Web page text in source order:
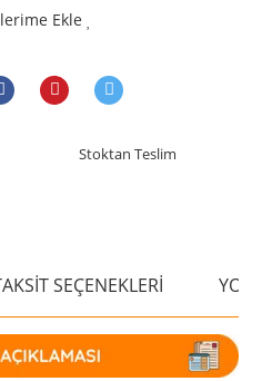
Ekle
Stoktan Teslim
SEÇENEKLERİ